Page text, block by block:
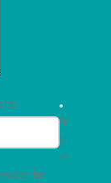
N
a
m
für